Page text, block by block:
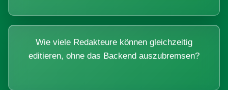
Wie viele Redakteure können gleichzeitig
editieren, ohne das Backend auszubremsen?